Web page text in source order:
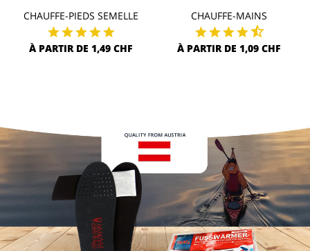
CHAUFFE-PIEDS SEMELLE
À PARTIR DE 1,49 CHF
CHAUFFE-MAINS
À PARTIR DE 1,09 CHF